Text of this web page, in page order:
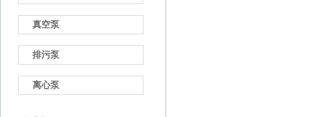
真空泵
排污泵
离心泵